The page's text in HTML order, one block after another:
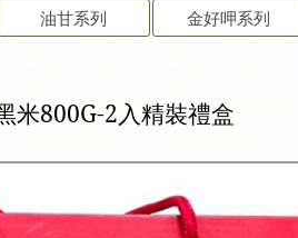
油甘系列 金好呷系列
米800G-2入精裝禮盒